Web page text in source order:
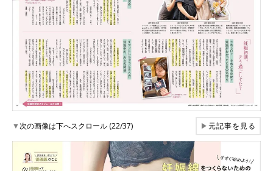
▼次の画像は下へスクロール (22/37) ▶元記事を見る